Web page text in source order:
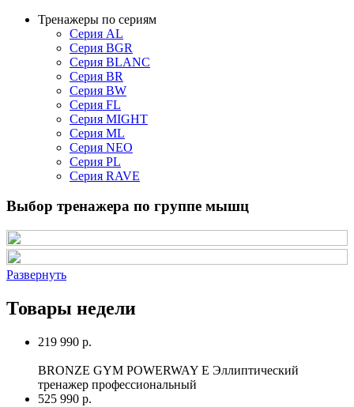
Тренажеры по сериям
Серия AL
Серия BGR
Серия BLANC
Серия BR
Серия BW
Серия FL
Серия MIGHT
Серия ML
Серия NEO
Серия PL
Серия RAVE
Выбор тренажера по группе мышц
Развернуть
Товары недели
219 990 р.
BRONZE GYM POWERWAY E Эллиптический
тренажер профессиональный
525 990 р.